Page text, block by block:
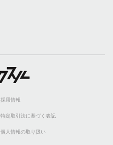
採用情報
特定取引法に基づく表記
個人情報の取り扱い